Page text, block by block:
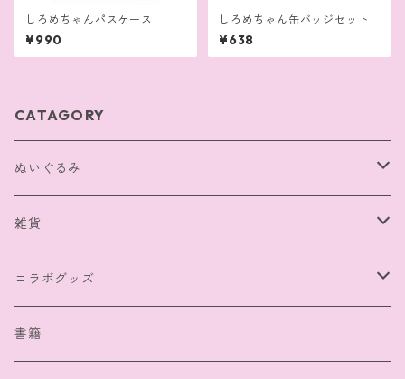
しろめちゃんパスケース
¥990
しろめちゃん缶バッジセット
¥638
CATAGORY
ぬいぐるみ
BIGサイズ
マスコット
雑貨
キーホルダー
缶バッジ
コラボグッズ
声優：冨永みーなさん
書籍